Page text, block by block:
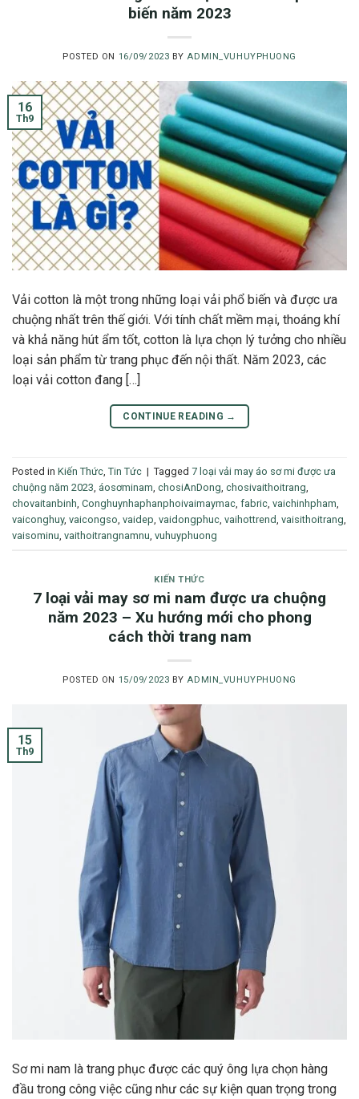
biến năm 2023
POSTED ON 16/09/2023 BYADMIN_VUHUYPHUONG
16
Th9
Vải cotton là một trong những loại vải phổ biến và được ưa
chuộng nhất trên thế giới. Với tính chất mềm mại, thoáng khí
và khả năng hút ẩm tốt, cotton là lựa chọn lý tưởng cho nhiều
loại sản phẩm từ trang phục đến nội thất. Năm 2023, các
loại vải cotton đang […]
CONTINUE READING →
Posted in Kiến Thức Tin Tức | Tagged 7 loại vải may áo sơ mi được ưa
chuộng năm 2023 áosơminam chosiAnDong chosivaithoitrang
chovaitanbinh Conghuynhaphanphoivaimaymac fabric vaichinhpham
vaiconghuy, vaicongso vaidep vaidongphuc vaihottrend vaisithoitrang
vaisominu vaithoitrangnamnu vuhuyphuong
KIẾN THỨC
7 loại vải may sơ mi nam được ưa chuộng
năm 2023 – Xu hướng mới cho phong
cách thời trang nam
POSTED ON 15/09/2023 BYADMIN_VUHUYPHUONG
15
Th9
Sơ mi nam là trang phục được các quý ông lựa chọn hàng
đầu trong công việc cũng như các sự kiện quan trọng trong